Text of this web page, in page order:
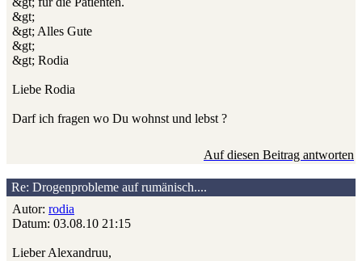
&gt;
&gt; Alles Gute
&gt;
&gt; Rodia
Liebe Rodia
Darf ich fragen wo Du wohnst und lebst ?
Auf diesen Beitrag antworten
Re: Drogenprobleme auf rumänisch....
Autor: rodia
Datum: 03.08.10 21:15
Lieber Alexandruu,